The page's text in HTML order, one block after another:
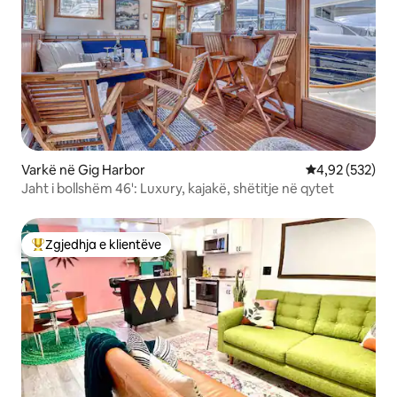
Varkë në Gig Harbor Vlerësimi
4,92 (532)
Jaht i bollshëm 46': Luxury, kajakë, shëtitje në qytet
Më të mirat e zgjedhjeve të klientëve
Zgjedhja e klientëve